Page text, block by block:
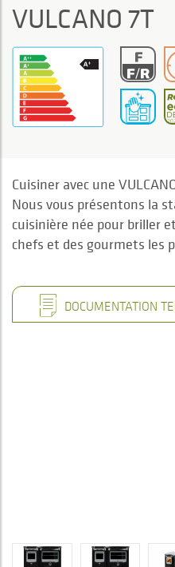
VULCANO 7T
Cuisiner avec une
Nous vous présentons la
cuisinière née pour briller
chefs et des gourmets les
DOCUMENTATION